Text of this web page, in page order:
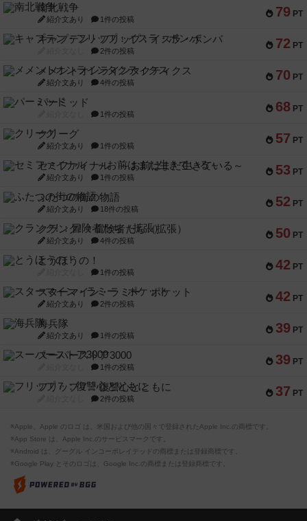
79 PT
南北戦争
紹介文あり 1件の投稿
72 PT
キャプテン・フリップ：イスラ・ボンバ
2件の投稿
70 PT
メメントオンラインタクティクス
紹介文あり 4件の投稿
68 PT
パーミッド
1件の投稿
57 PT
クリーグ
紹介文あり 1件の投稿
53 PT
セミファイナル ～お前はまだ生きている～
紹介文あり 1件の投稿
52 PT
ふたつの街の物語
紹介文あり 18件の投稿
50 PT
クランク! ：冒険者たち（拡張）
紹介文あり 4件の投稿
42 PT
とうほうの！
1件の投稿
42 PT
スターマイン・ラミー ポケット
紹介文あり 2件の投稿
39 PT
海兵隊
紹介文あり 1件の投稿
39 PT
スーパーストア3000
1件の投稿
37 PT
フリップ７：復讐心とともに
2件の投稿
※Apple、Apple のロゴ は、米国および他の国々で登録されたApple Inc.の商標です。
※App Store は、Apple Inc.のサービスマークです。
※Android は、グーグル インコーポレイテッドの商標または登録商標です。
※Google Play とそのロゴは、Google Inc.の商標または登録商標です。